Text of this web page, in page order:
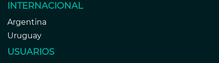
INTERNACIONAL
Argentina
Uruguay
USUARIOS